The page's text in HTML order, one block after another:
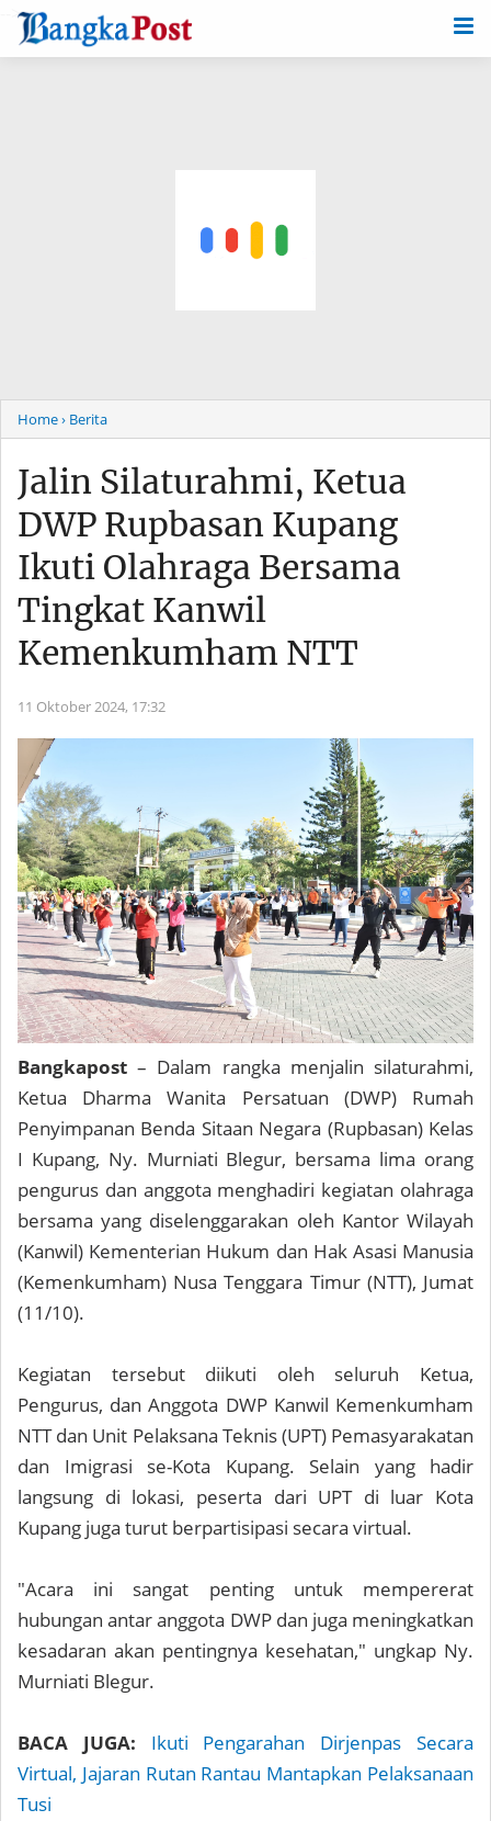
-->
Home› Berita
Jalin Silaturahmi, Ketua
DWP Rupbasan Kupang
Ikuti Olahraga Bersama
Tingkat Kanwil
Kemenkumham NTT
11 Oktober 2024, 17:32
Bangkapost– Dalam rangka menjalin silaturahmi,
Ketua Dharma Wanita Persatuan (DWP) Rumah
Penyimpanan Benda Sitaan Negara (Rupbasan) Kelas
I Kupang, Ny. Murniati Blegur, bersama lima orang
pengurus dan anggota menghadiri kegiatan olahraga
bersama yang diselenggarakan oleh Kantor Wilayah
(Kanwil) Kementerian Hukum dan Hak Asasi Manusia
(Kemenkumham) Nusa Tenggara Timur (NTT), Jumat
(11/10).
Kegiatan tersebut diikuti oleh seluruh Ketua,
Pengurus, dan Anggota DWP Kanwil Kemenkumham
NTT dan Unit Pelaksana Teknis (UPT) Pemasyarakatan
dan Imigrasi se-Kota Kupang. Selain yang hadir
langsung di lokasi, peserta dari UPT di luar Kota
Kupang juga turut berpartisipasi secara virtual.
"Acara ini sangat penting untuk mempererat
hubungan antar anggota DWP dan juga meningkatkan
kesadaran akan pentingnya kesehatan," ungkap Ny.
Murniati Blegur.
BACA JUGA:
Ikuti Pengarahan Dirjenpas Secara
Virtual, Jajaran Rutan Rantau Mantapkan Pelaksanaan
Tusi